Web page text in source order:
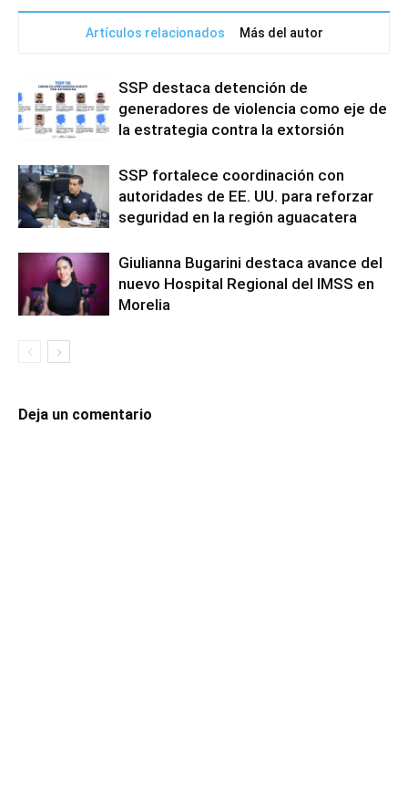
Artículos relacionados Más del autor
SSP destaca detención de
generadores de violencia como eje de
la estrategia contra la extorsión
SSP fortalece coordinación con
autoridades de EE. UU. para reforzar
seguridad en la región aguacatera
Giulianna Bugarini destaca avance del
nuevo Hospital Regional del IMSS en
Morelia
Deja un comentario